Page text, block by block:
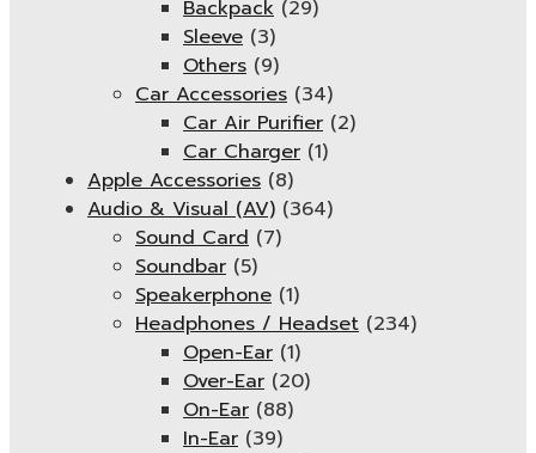
Backpack (29)
Sleeve (3)
Others (9)
Car Accessories (34)
Car Air Purifier (2)
Car Charger (1)
Apple Accessories (8)
Audio & Visual (AV) (364)
Sound Card (7)
Soundbar (5)
Speakerphone (1)
Headphones / Headset (234)
Open-Ear (1)
Over-Ear (20)
On-Ear (88)
In-Ear (39)